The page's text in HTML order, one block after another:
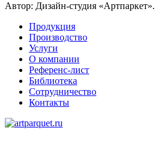
Автор: Дизайн-студия «Артпаркет».
Продукция
Производство
Услуги
О компании
Референс-лист
Библиотека
Сотрудничество
Контакты